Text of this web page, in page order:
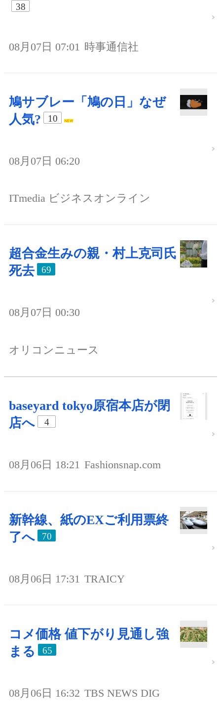
38
08月07日 07:01 時事通信社
鳩サブレー「鳩の日」なぜ
人気?
10
08月07日 06:20
ITmedia ビジネスオンライン
超合金生みの親・村上克司氏
死去
69
08月07日 00:30
オリコンニュース
baseyard tokyo原宿本店が閉
店へ
4
08月06日 18:21 Fashionsnap.com
新幹線、紙のEXご利用票終
了へ
70
08月06日 17:31 TRAICY
コメ価格 値下がり見通し強
まる
65
08月06日 16:32 TBS NEWS DIG